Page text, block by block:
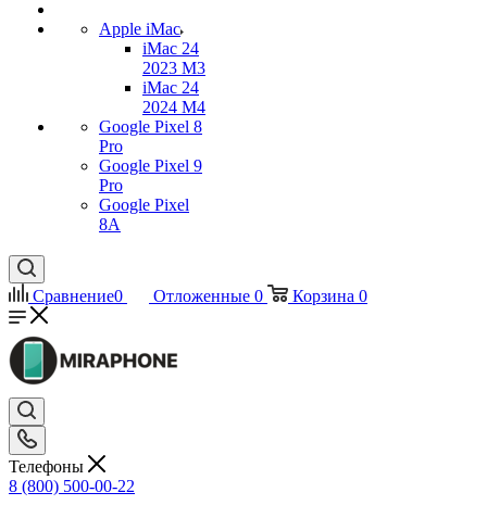
Apple iMac
iMac 24
2023 M3
iMac 24
2024 M4
Google Pixel 8
Pro
Google Pixel 9
Pro
Google Pixel
8A
Сравнение0 Отложенные 0 Корзина 0
Телефоны
8 (800) 500-00-22